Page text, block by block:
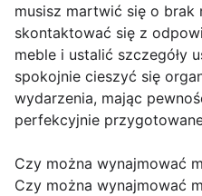
musisz martwić się o
skontaktować się z
meble i ustalić szczegóły
spokojnie cieszyć się
wydarzenia, mając
perfekcyjnie
Czy można wynajmować
Czy można wynajmować